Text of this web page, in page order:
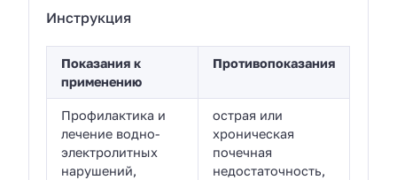
Инструкция
Показания к
применению
Противопоказания
Профилактика и
лечение водно-
электролитных
нарушений,
острая или
хроническая
почечная
недостаточность,